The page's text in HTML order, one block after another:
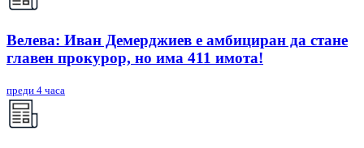
Велева: Иван Демерджиев е амбициран да стане
главен прокурор, но има 411 имота!
преди 4 часа